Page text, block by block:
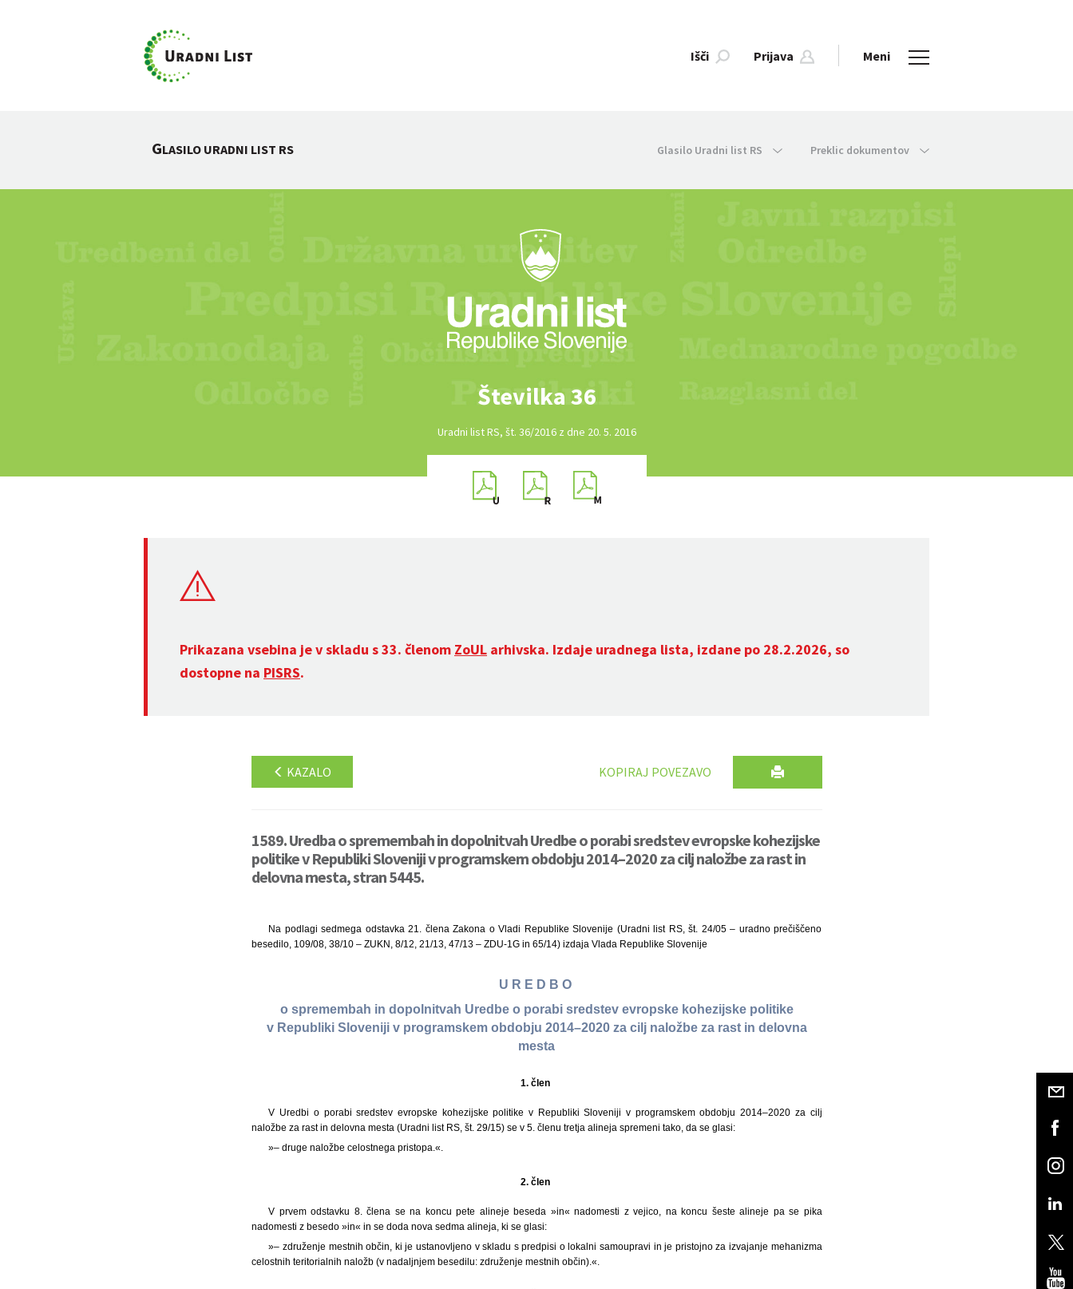
Išči Prijava Meni
GLASILO URADNI LIST RS Glasilo Uradni list RS Preklic dokumentov
Številka 36
Uradni list RS, št. 36/2016 z dne 20. 5. 2016
Prikazana vsebina je v skladu s 33. členom ZoUL arhivska. Izdaje uradnega lista, izdane po 28.2.2026, so
dostopne na PISRS.
KAZALO KOPIRAJ POVEZAVO
1589. Uredba o spremembah in dopolnitvah Uredbe o porabi sredstev evropske kohezijske
politike v Republiki Sloveniji v programskem obdobju 2014–2020 za cilj naložbe za rast in
delovna mesta, stran 5445.
Na podlagi sedmega odstavka 21. člena Zakona o Vladi Republike Slovenije (Uradni list RS, št. 24/05 – uradno prečiščeno
besedilo, 109/08, 38/10 – ZUKN, 8/12, 21/13, 47/13 – ZDU-1G in 65/14) izdaja Vlada Republike Slovenije
U R E D B O
o spremembah in dopolnitvah Uredbe o porabi sredstev evropske kohezijske politike
v Republiki Sloveniji v programskem obdobju 2014–2020 za cilj naložbe za rast in delovna
mesta
1. člen
V Uredbi o porabi sredstev evropske kohezijske politike v Republiki Sloveniji v programskem obdobju 2014–2020 za cilj
naložbe za rast in delovna mesta (Uradni list RS, št. 29/15) se v 5. členu tretja alineja spremeni tako, da se glasi:
»– druge naložbe celostnega pristopa.«.
2. člen
V prvem odstavku 8. člena se na koncu pete alineje beseda »in« nadomesti z vejico, na koncu šeste alineje pa se pika
nadomesti z besedo »in« in se doda nova sedma alineja, ki se glasi:
»– združenje mestnih občin, ki je ustanovljeno v skladu s predpisi o lokalni samoupravi in je pristojno za izvajanje mehanizma
celostnih teritorialnih naložb (v nadaljnjem besedilu: združenje mestnih občin).«.